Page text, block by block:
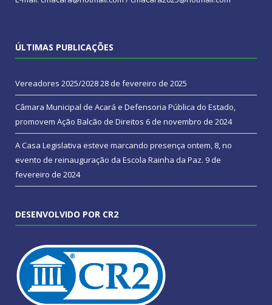
ÚLTIMAS PUBLICAÇÕES
Vereadores 2025/202828 de fevereiro de 2025
Câmara Municipal de Acará e Defensoria Pública do Estado,
promovem Ação Balcão de Direitos 6 de novembro de 2024
A Casa Legislativa esteve marcando presença ontem, 8, no
evento de reinauguração da Escola Rainha da Paz. 9 de
fevereiro de 2024
DESENVOLVIDO POR CR2